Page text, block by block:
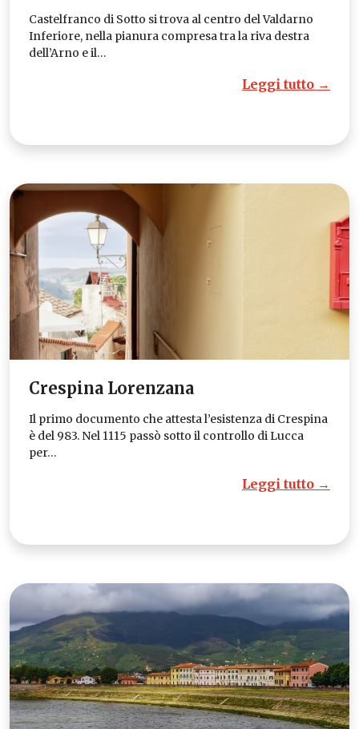
Castelfranco di Sotto si trova al centro del Valdarno
Inferiore, nella pianura compresa tra la riva destra
dell’Arno e il…
Leggi tutto →
Crespina Lorenzana
Il primo documento che attesta l’esistenza di Crespina
è del 983. Nel 1115 passò sotto il controllo di Lucca
per…
Leggi tutto →